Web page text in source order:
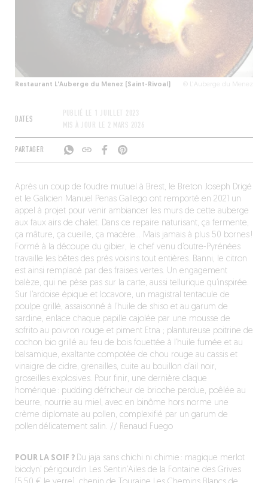
Restaurant L'Auberge du Menez (Saint-Rivoal) © L'Auberge du Menez
DATES
PUBLIÉ LE
1 JUILLET 2023
MIS À JOUR LE 2 MARS 2026
PARTAGER
Après un coup de foudre mutuel à Brest, le Breton Joseph Drigé
et le Galicien Manuel Penas Gallego ont remporté en 2021 un
appel à projet pour venir ambiancer les murs de cette auberge
aux faux airs de chalet. Dans ce repaire naturisant, ça fermente,
ça mâture, ça cueille, ça macère… Mais jamais à plus 50 bornes !
Formé à la découpe du gibier, le chef venu d’outre-Pyrénées
travaille les bêtes des prés voisins tout entières. Banni, le citron
est ainsi remplacé par des fraises vertes. Un engagement
balèze, qui ne pèse pas sur la carte, aussi tellurique qu’inspirée.
Sur l’ardoise épique et locavore, un magistral tentacule de
poulpe grillé, assaisonné à l’huile de shiso et au garum de
sardine, enlace chaque papille cajolée par une mousse de
sofrito au poivron rouge et piment Etna ; plantureuse poitrine de
cochon bio grillé au feu de bois fouettée à l’huile fumée et au
balsamique, exaltante compotée de chou rouge au cassis et
vinaigre de cidre, grenailles, cuite au bouillon d’ail noir,
groseilles explosives. Pour finir, une dernière claque
homérique : pudding défricheur de brioche perdue, poêlée au
beurre, nourrie au miel, avec en binôme hors norme une
crème diplomate au pollen, complexifié par un garum de
pollen délicatement salin. // Renaud Fuego
POUR LA SOIF ? Du jaja sans chichi ni chimie : magique merlot
biodyn’ périgourdin Les Sentin’Ailes de la Fontaine des Grives